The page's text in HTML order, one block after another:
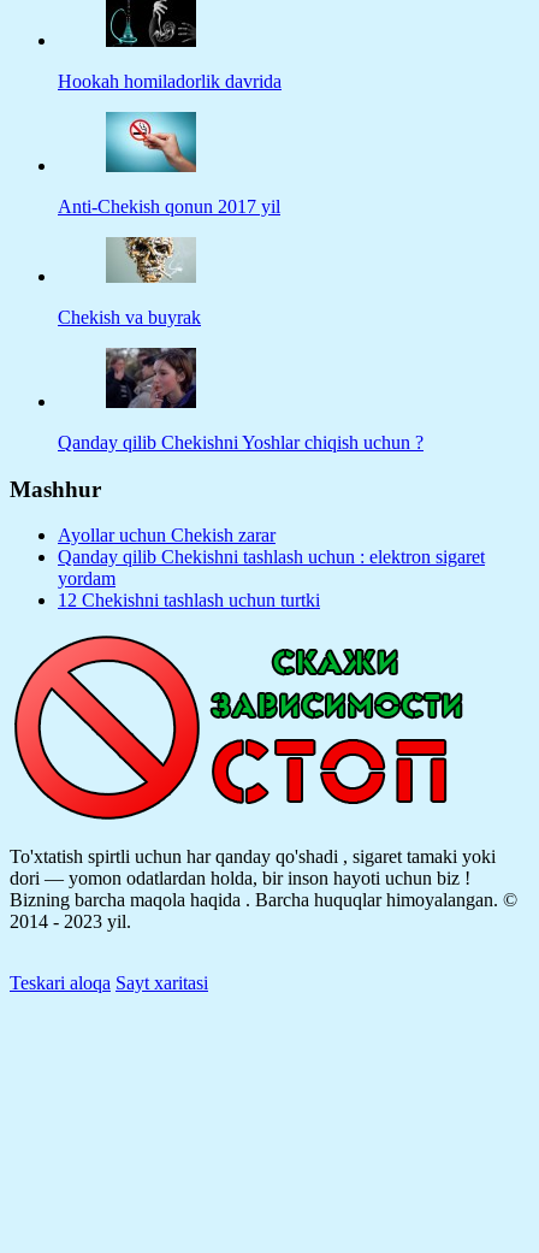
Hookah homiladorlik davrida
Anti-Chekish qonun 2017 yil
Chekish va buyrak
Qanday qilib Chekishni Yoshlar chiqish uchun ?
Mashhur
Ayollar uchun Chekish zarar
Qanday qilib Chekishni tashlash uchun : elektron sigaret
yordam
12 Chekishni tashlash uchun turtki
To'xtatish spirtli uchun har qanday qo'shadi , sigaret tamaki yoki
dori — yomon odatlardan holda, bir inson hayoti uchun biz !
Bizning barcha maqola haqida . Barcha huquqlar himoyalangan. ©
2014 - 2023 yil.
Teskari aloqa Sayt xaritasi